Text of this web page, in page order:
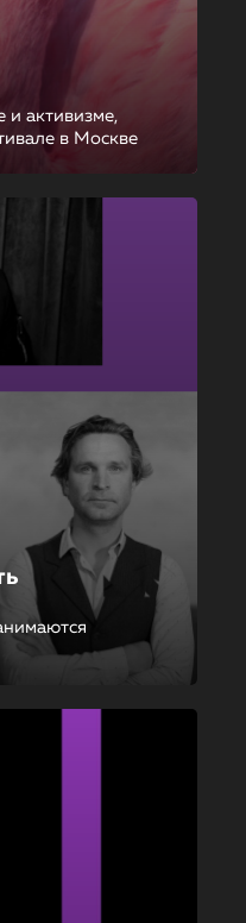
активизме,
в Москве